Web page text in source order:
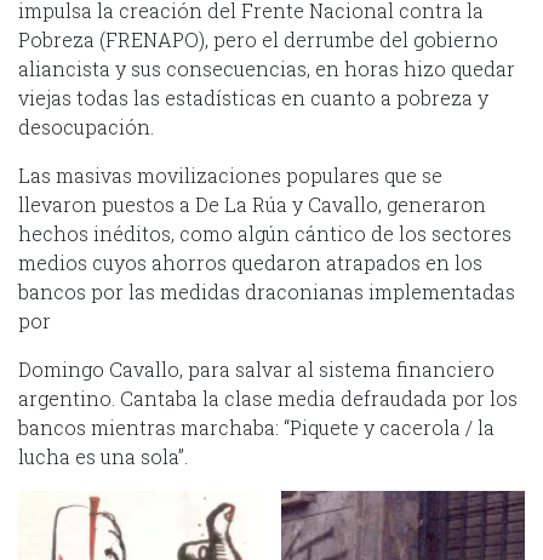
impulsa la creación del Frente Nacional contra la
Pobreza (FRENAPO), pero el derrumbe del gobierno
aliancista y sus consecuencias, en horas hizo quedar
viejas todas las estadísticas en cuanto a pobreza y
desocupación.
Las masivas movilizaciones populares que se
llevaron puestos a De La Rúa y Cavallo, generaron
hechos inéditos, como algún cántico de los sectores
medios cuyos ahorros quedaron atrapados en los
bancos por las medidas draconianas implementadas
por
Domingo Cavallo, para salvar al sistema financiero
argentino. Cantaba la clase media defraudada por los
bancos mientras marchaba: “Piquete y cacerola / la
lucha es una sola”.